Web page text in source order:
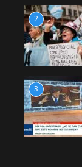
2
3